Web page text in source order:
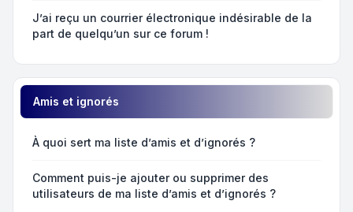
J’ai reçu un courrier électronique indésirable de la
part de quelqu’un sur ce forum !
Amis et ignorés
À quoi sert ma liste d’amis et d’ignorés ?
Comment puis-je ajouter ou supprimer des
utilisateurs de ma liste d’amis et d’ignorés ?